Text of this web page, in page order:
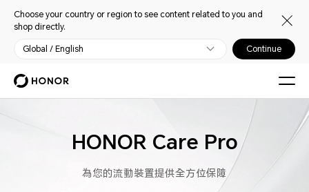
Choose your country or region to see content related to you and
shop directly.
Global / English Continue
HONOR Care Pro
為您的流動裝置提供全方位保障